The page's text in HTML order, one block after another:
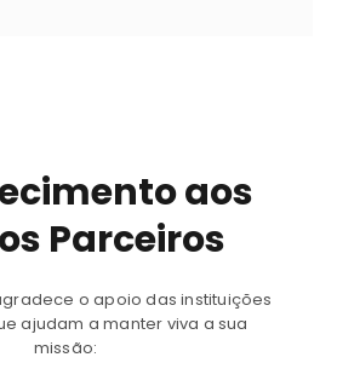
aos
Parceiros
o apoio das instituições
ajudam a manter viva a sua
missão: